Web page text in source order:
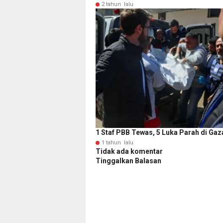
2 tahun lalu
1 Staf PBB Tewas, 5 Luka Parah di
1 tahun lalu
Tidak ada komentar
Tinggalkan Balasan